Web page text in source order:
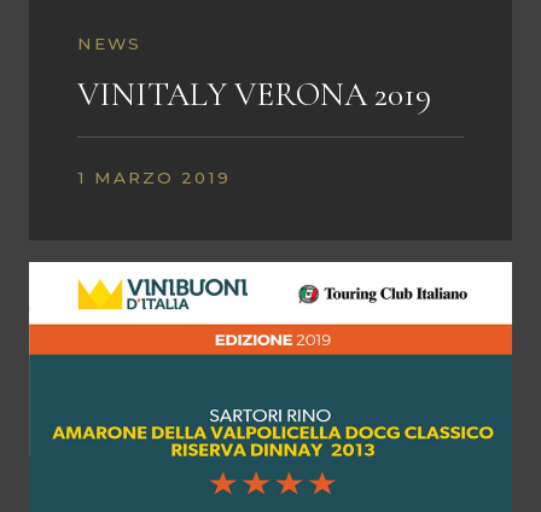
NEWS
VINITALY VERONA 2019
1 MARZO 2019